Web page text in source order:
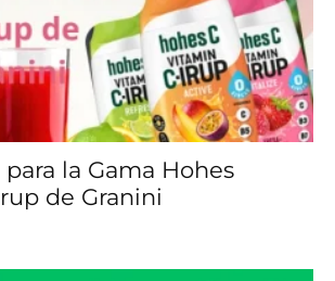
la Gama Hohes
de Granini